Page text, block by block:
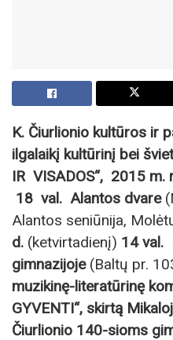
K. Čiurlionio kultūros ir
ilgalaikį kultūrinį bei
IR VISADOS“, 2015 m.
18 val. Alantos dvare
Alantos seniūnija,
d. (ketvirtadienį) 14 val.
gimnazijoje (Baltų pr.
muzikinę-literatūrinę
GYVENTI“, skirtą
Čiurlionio 140-sioms